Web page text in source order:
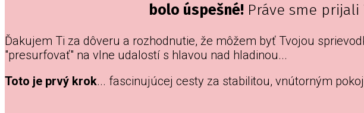
bolo úspešné! Práve sme
Ďakujem Ti za dôveru a rozhodnutie, že môžem byť Tvojou
"presurfovať" na vlne udalostí s hlavou nad hladinou...
Toto je prvý krok... fascinujúcej cesty za stabilitou, vnútorným